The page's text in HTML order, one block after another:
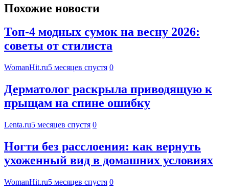
Похожие новости
Топ-4 модных сумок на весну 2026:
советы от стилиста
WomanHit.ru5 месяцев спустя 0
Дерматолог раскрыла приводящую к
прыщам на спине ошибку
Lenta.ru5 месяцев спустя 0
Ногти без расслоения: как вернуть
ухоженный вид в домашних условиях
WomanHit.ru5 месяцев спустя 0